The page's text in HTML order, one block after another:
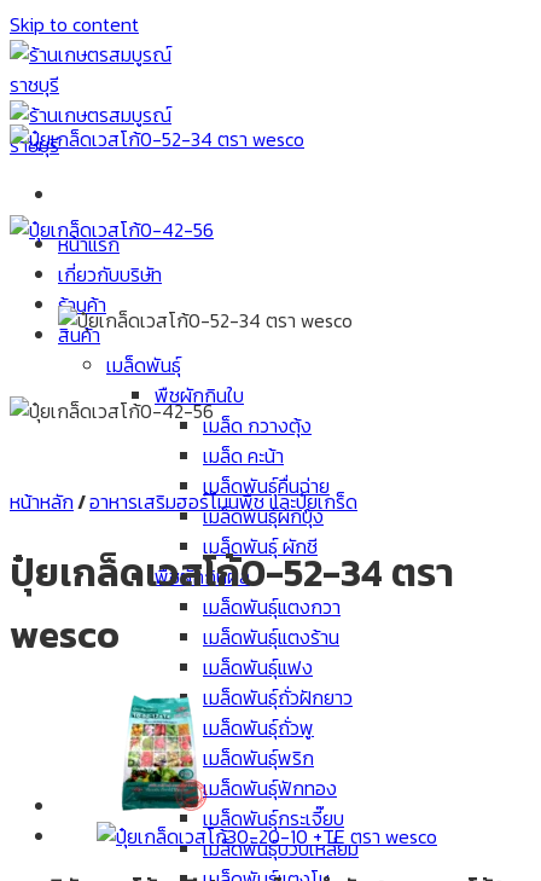
Skip to content
หน้าแรก
เกี่ยวกับบริษัท
ร้านค้า
สินค้า
เมล็ดพันธุ์
พืชผักกินใบ
เมล็ด กวางตุ้ง
เมล็ด คะน้า
เมล็ดพันธุ์คื่นฉ่าย
เมล็ดพันธุ์ผักบุ้ง
เมล็ดพันธุ์ ผักชี
พืชผักกินผล
เมล็ดพันธุ์แตงกวา
เมล็ดพันธุ์แตงร้าน
เมล็ดพันธุ์แฟง
เมล็ดพันธุ์ถั่วฝักยาว
เมล็ดพันธุ์ถั่วพู
เมล็ดพันธุ์พริก
เมล็ดพันธุ์ฟักทอง
เมล็ดพันธุ์กระเจี๊ยบ
เมล็ดพันธุ์บวบเหลี่ยม
หน้าหลัก/อาหารเสริมฮอร์โมนพืช และปุ๋ยเกร็ด
ปุ๋ยเกล็ดเวสโก้0-52-34 ตรา
wesco